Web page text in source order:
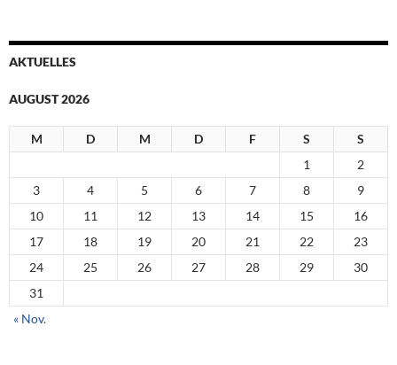
AKTUELLES
AUGUST 2026
M D M D F S
S
1
2
3
4 5 6 7 8
9
10
11 12 13 14 15
16
17
18 19 20 21 22
23
24
25 26 27 28 29
30
31
« Nov.